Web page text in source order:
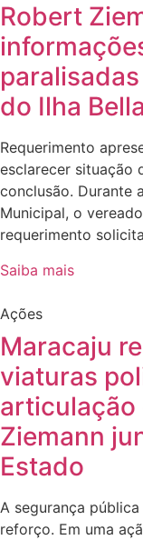
Robert
do Ilha
Requerimento
esclarecer situação
conclusão. Durante
Municipal, o
requerimento
Saiba mais
Ações
Maracaju
viaturas
articulação
Ziemann
Estado
A segurança
reforço. Em uma